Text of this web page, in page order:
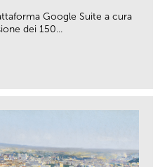
Google Suite a cura
dei 150...